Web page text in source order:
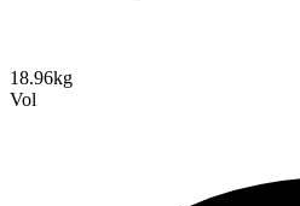
18.96kg
Vol